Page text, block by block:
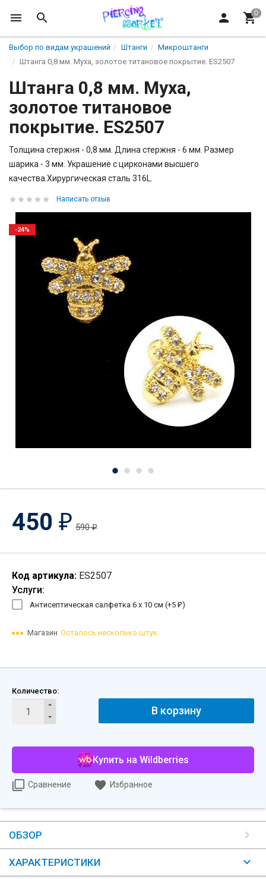
Выбор по видам украшений Штанги
Микроштанги
Штанга 0,8 мм. Муха, золотое титановое покрытие. ES2507
Штанга 0,8 мм. Муха,
золотое титановое
покрытие. ES2507
Толщина стержня - 0,8 мм. Длина стержня - 6 мм. Размер
шарика - 3 мм. Украшение с цирконами высшего
качества.Хирургическая сталь 316L.
Написать отзыв
-24%
450 ₽ 590₽
Код артикула: ES2507
Услуги:
Антисептическая салфетка 6 х 10 см (+5 ₽)
Магазин Осталось несколько штук
Количество:
В корзину
Купить на Wildberries
Сравнение Избранное
ОБЗОР
ХАРАКТЕРИСТИКИ